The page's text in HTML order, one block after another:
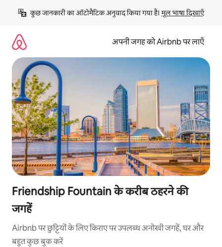
छोड़कर
कॉन्टेंट
कुछ जानकारी का ऑटोमैटिक अनुवाद किया गया है। मूल भाषा दिखाएँ
अपनी जगह को Airbnb पर लाएँ
Friendship Fountain के करीब ठहरने की
जगहें
Airbnb पर छुट्टियों के लिए किराए पर उपलब्ध अनोखी जगहें, घर और
बहुत कुछ बुक करें